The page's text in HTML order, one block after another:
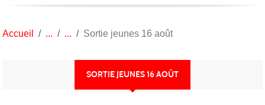
Accueil Sortie jeunes 16 août
SORTIE JEUNES 16 AOÛT